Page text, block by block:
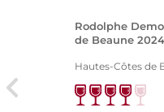
Rodolphe
de Beaune 2024
Hautes-Côtes de